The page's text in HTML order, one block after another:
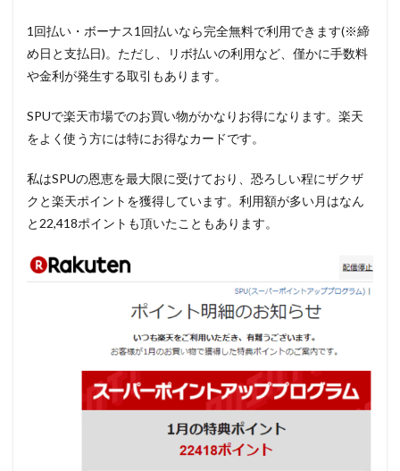
1回払い・ボーナス1回払いなら完全無料で利用できます(※締
め日と支払日)。ただし、リボ払いの利用など、僅かに手数料
や金利が発生する取引もあります。
SPUで楽天市場でのお買い物がかなりお得になります。楽天
をよく使う方には特にお得なカードです。
私はSPUの恩恵を最大限に受けており、恐ろしい程にザクザ
クと楽天ポイントを獲得しています。利用額が多い月はなん
と22,418ポイントも頂いたこともあります。